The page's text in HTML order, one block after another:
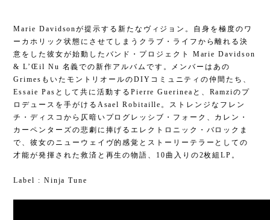
Marie Davidsonが提示する新たなヴィジョン。自身を極度のワ
ーカホリック状態にさせてしまうクラブ・ライフから離れる決
意をした彼女が始動したバンド・プロジェクト Marie Davidson
& L’Œil Nu 名義での新作アルバムです。メンバーはあの
GrimesもいたモントリオールのDIYコミュニティの仲間たち、
Essaie Pasとして共に活動するPierre Guerineaと、Ramziのプ
ロデュースを手がけるAsael Robitaille。ストレンジなフレン
チ・ディスコから仄暗いプログレッシブ・フォーク、カレン・
カーペンターズの悲劇に捧げるエレクトロニック・バロックま
で、彼女のニューウェイヴ的感覚とストーリーテラーとしての
才能が発揮された救済と再生の物語、10曲入りの2枚組LP。
Label : Ninja Tune